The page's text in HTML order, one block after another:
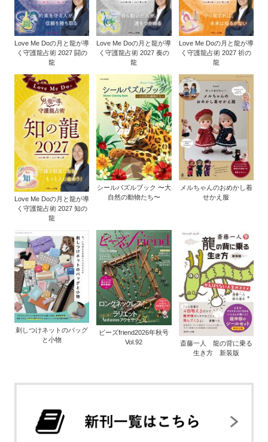
Love Me Doの月と龍が導
く守護龍占術 2027 闘の
龍
Love Me Doの月と龍が導
く守護龍占術 2027 奏の
龍
Love Me Doの月と龍が導
く守護龍占術 2027 祈の
龍
Love Me Doの月と龍が導
く守護龍占術 2027 知の
龍
シールパズルブック 〜大
自然の動物たち〜
メルちゃんのおめかし着
せかえ服
刺しつけネットのバッグ
と小物
ビーズfriend2026年秋号
Vol.92
斎藤一人 龍の背に乗る
生き方 新装版